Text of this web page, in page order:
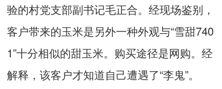
验的村党支部副书记毛正合。经现场鉴别，
客户带来的玉米是另外一种外观与“雪甜740
1”十分相似的甜玉米。购买途径是网购。经
解释，该客户才知道自己遭遇了“李鬼”。